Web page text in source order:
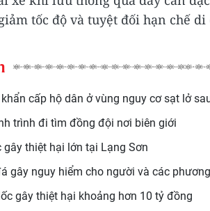
tốc độ và tuyệt đối hạn chế
cấp hộ dân ở vùng nguy cơ sạt lở
trình đi tìm đồng đội nơi biên giới
thiệt hại lớn tại Lạng Sơn
gây nguy hiểm cho người và các
gây thiệt hại khoảng hơn 10 tỷ đồng